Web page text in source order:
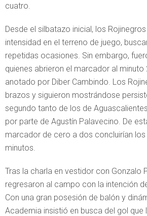
cuatro.
Desde el silbatazo inicial, los
intensidad en el terreno de juego,
repetidas ocasiones. Sin embargo,
quienes abrieron el marcador al minuto
anotado por Diber Cambindo. Los
brazos y siguieron mostrándose
segundo tanto de los de
por parte de Agustín Palavecino. De
marcador de cero a dos concluirían
minutos.
Tras la charla en vestidor con Gonzalo
regresaron al campo con la intención
Con una gran posesión de balón y
Academia insistió en busca del gol que